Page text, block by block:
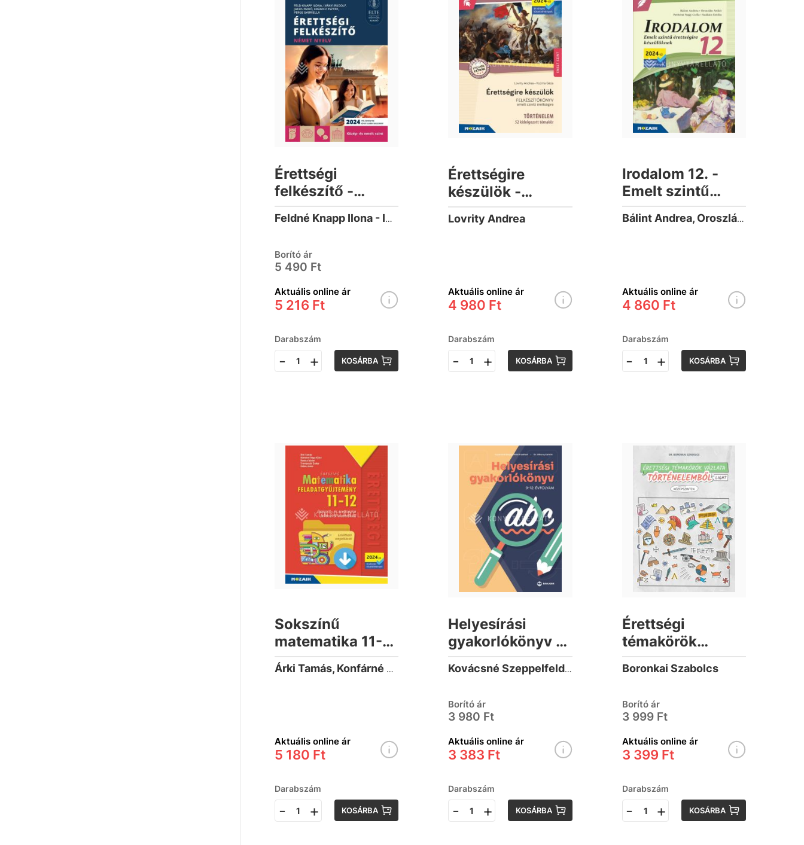
Érettségi
felkészítő -
Német nyelv
(2024-től érv.
Emelt szint
Feldné Knapp Ilona - Iványi Rudolf - Jakus Enikő - Kránicz Eszter - Perge Gabriella
Borító ár
5 490 Ft
Aktuális online ár
5 216 Ft
Darabszám
- + KOSÁRBA
Érettségire
készülök -
Történelem,
emelt szint, 52
követelmények)
Lovrity Andrea
Aktuális online ár
4 980 Ft
Darabszám
- + KOSÁRBA
Irodalom 12. -
Emelt szintű
érettségire
készülőknek
Bálint Andrea, Oroszlán Anikó Dr., Pethőné Nagy Csilla, Szakács Emília
Aktuális online ár
4 860 Ft
Darabszám
- + KOSÁRBA
Sokszínű
matematika 11-
12. -
feladatgyűjtemény
Árki Tamás, Konfárné Nagy Klára, Kovács István, Trembeczki Csaba, Urbán János
Aktuális online ár
5 180 Ft
Darabszám
- + KOSÁRBA
Helyesírási
gyakorlókönyv 9-
12. évfolyam -
2024-től
Kovácsné Szeppelfeld Erzsébet
Borító ár
3 980 Ft
Aktuális online ár
3 383 Ft
Darabszám
- + KOSÁRBA
Érettségi
témakörök
vázlata
történelemből
középszinten -
érvényes
Boronkai Szabolcs
Borító ár
3 999 Ft
Aktuális online ár
3 399 Ft
Darabszám
- + KOSÁRBA